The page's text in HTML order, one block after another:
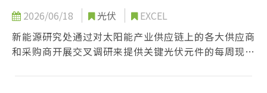
2026/06/18 光伏
EXCEL
新能源研究处通过对太阳能产业供应链上的各大供应商
和采购商开展交叉调研来提供关键光伏元件的每周现货
分析，从而为尊贵的客户提供价格趋势和市场情报。